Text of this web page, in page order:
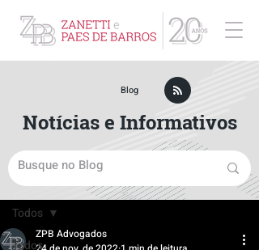
Post
Todos
Todos
ZPB Advogados
Blog
Notícias e Informativos